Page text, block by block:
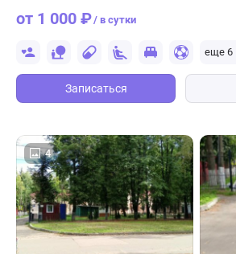
от 1 000 ₽/ в сутки
еще 6
Записаться
4